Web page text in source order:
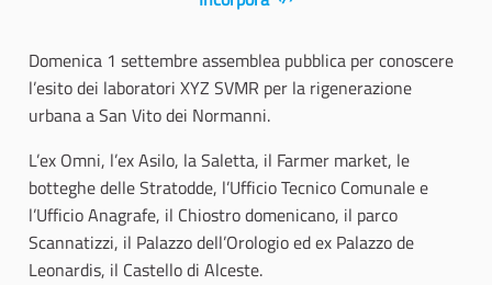
Domenica 1 settembre assemblea pubblica per conoscere
l’esito dei laboratori XYZ SVMR per la rigenerazione
urbana a San Vito dei Normanni.
L’ex Omni, l’ex Asilo, la Saletta, il Farmer market, le
botteghe delle Stratodde, l’Ufficio Tecnico Comunale e
l’Ufficio Anagrafe, il Chiostro domenicano, il parco
Scannatizzi, il Palazzo dell’Orologio ed ex Palazzo de
Leonardis, il Castello di Alceste.